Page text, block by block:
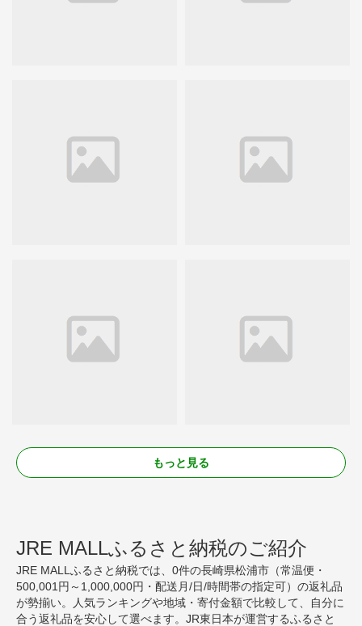
もっと見る
JRE MALLふるさと納税のご紹介
JRE MALLふるさと納税では、0件の長崎県松浦市（常温便・
500,001円～1,000,000円・配送月/日/時間帯の指定可）の返礼品
が勢揃い。人気ランキングや地域・寄付金額で比較して、自分に
合う返礼品を安心して選べます。JR東日本が運営するふるさと